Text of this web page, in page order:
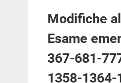
Modifiche
Esame
367-681-
1358-